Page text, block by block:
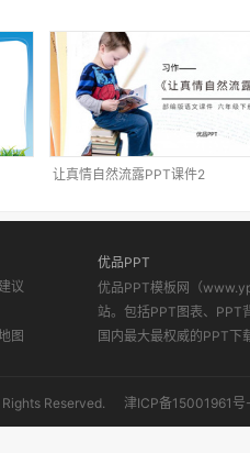
让真情自然流露PPT课件2
议
图
优品PPT
优品PPT模板网（
站。包括PPT图表、PPT
国内最大最权威的PPT下
Reserved. 津ICP备15001961号